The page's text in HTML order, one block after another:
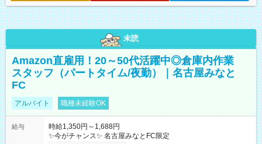
未読
Amazon直雇用！20～50代活躍中◎倉庫内作業
スタッフ（パートタイム/夜勤）｜名古屋みなと
FC
アルバイト 職種未経験OK
給与
時給1,350円～1,688円
✨今がチャンス✨ 名古屋みなとFC限定